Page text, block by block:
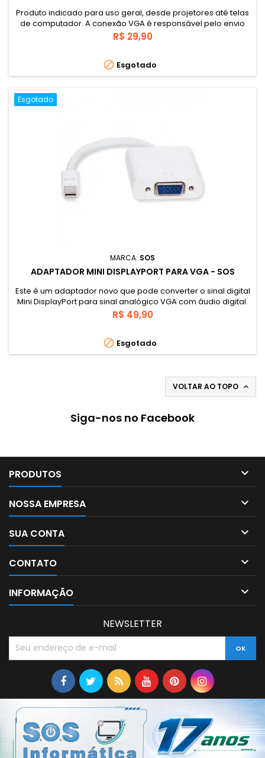
Produto indicado para uso geral, desde projetores até telas
de computador. A conexão VGA é responsável pelo envio
das imagens provenientes de um computador ou emissor e
permite montar grandes espetáculos, uma vez ligados a
Preço
R$ 29,90
 Esgotado
Esgotado
MARCA: SOS
ADAPTADOR MINI DISPLAYPORT PARA VGA - SOS
Este é um adaptador novo que pode converter o sinal digital
Mini DisplayPort para sinal analógico VGA com áudio digital.
dispositivos de entrada Mini DisplayPort macho para ser
ligado até o monitor do computador, projetor ou outra tela.
Preço
R$ 49,90
 Esgotado
VOLTAR AO TOPO 
Siga-nos no Facebook
PRODUTOS 
NOSSA EMPRESA 
SUA CONTA 
CONTATO 
INFORMAÇÃO 
NEWSLETTER